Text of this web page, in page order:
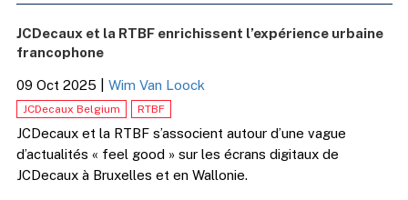
JCDecaux et la RTBF enrichissent l’expérience urbaine
francophone
09 Oct 2025 Wim Van Loock
JCDecaux Belgium RTBF
JCDecaux et la RTBF s’associent autour d’une vague
d’actualités « feel good » sur les écrans digitaux de
JCDecaux à Bruxelles et en Wallonie.